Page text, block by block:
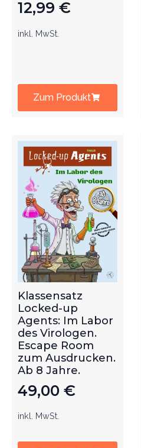
12,99 €
inkl. MwSt.
Zum Produkt
Klassensatz
Locked-up
Agents: Im Labor
des Virologen.
Escape Room
zum Ausdrucken.
Ab 8 Jahre.
49,00 €
inkl. MwSt.